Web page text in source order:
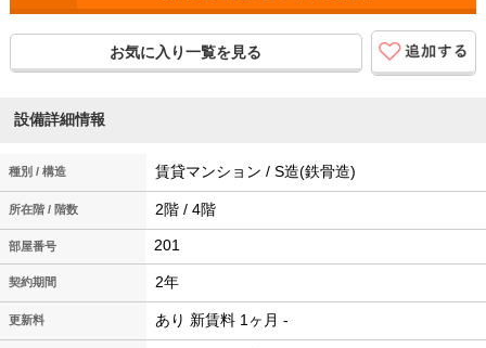
お気に入り一覧を見る
設備詳細情報
種別 / 構造 賃貸マンション / S造(鉄骨造)
所在階 / 階数 2階 / 4階
201
契約期間 2年
更新料 あり 新賃料 1ヶ月 -